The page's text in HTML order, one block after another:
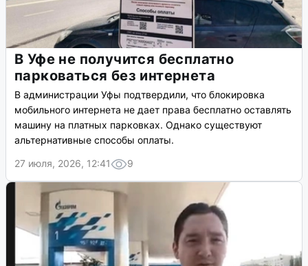
В Уфе не получится бесплатно
парковаться без интернета
В администрации Уфы подтвердили, что блокировка
мобильного интернета не дает права бесплатно оставлять
машину на платных парковках. Однако существуют
альтернативные способы оплаты.
27 июля, 2026, 12:41
9